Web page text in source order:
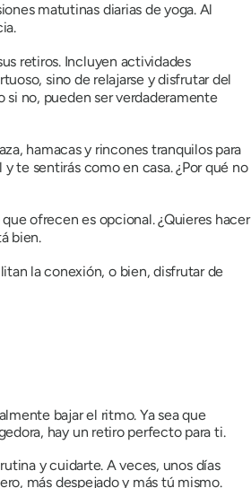
matutinas diarias de yoga. Al
retiros. Incluyen actividades
sino de relajarse y disfrutar del
si no, pueden ser verdaderamente
hamacas y rincones tranquilos para
te sentirás como en casa. ¿Por qué no
ofrecen es opcional. ¿Quieres hacer
bien.
la conexión, o bien, disfrutar de
bajar el ritmo. Ya sea que
hay un retiro perfecto para ti.
y cuidarte. A veces, unos días
más despejado y más tú mismo.